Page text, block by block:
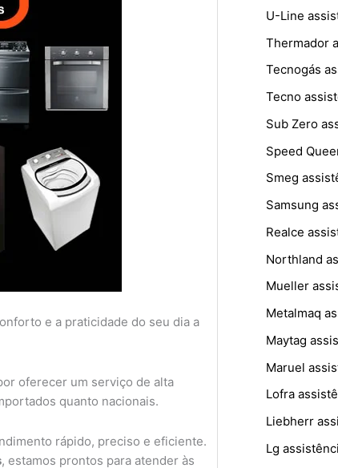
e a praticidade do seu dia a
oferecer um serviço de alta
quanto nacionais.
rápido, preciso e eficiente.
, estamos prontos para atender às
U-Line
Thermador
Tecnogás
Tecno
Sub Zero
Speed
Smeg
Samsung
Realce
Northland
Mueller
Metalmaq
Maytag
Maruel
Lofra
Liebherr
Lg